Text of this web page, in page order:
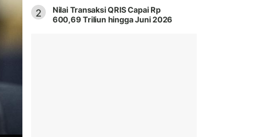
2
Nilai Transaksi QRIS Capai Rp
600,69 Triliun hingga Juni 2026